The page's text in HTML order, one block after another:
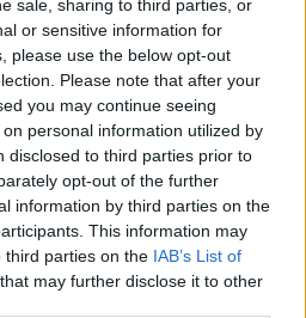
sale, sharing to third parties, or
or sensitive information for
please use the below opt-out
Please note that after your
you may continue seeing
personal information utilized by
disclosed to third parties prior to
opt-out of the further
information by third parties on the
This information may
third parties on the IAB’s List of
that may further disclose it to other